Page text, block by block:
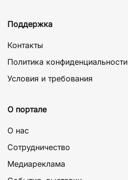
Поддержка
Контакты
Политика конфиденциальности
Условия и требования
О портале
О нас
Сотрудничество
Медиареклама